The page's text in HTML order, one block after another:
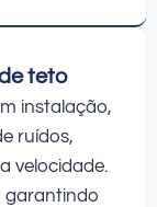
teto
instalação,
ruídos,
velocidade.
garantindo